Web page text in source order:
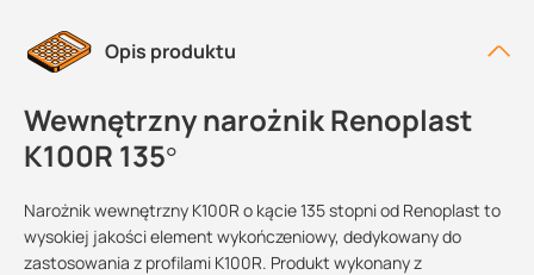
Opis produktu
Wewnętrzny narożnik Renoplast
K100R 135°
Narożnik wewnętrzny K100R o kącie 135 stopni od Renoplast to
wysokiej jakości element wykończeniowy, dedykowany do
zastosowania z profilami K100R. Produkt wykonany z